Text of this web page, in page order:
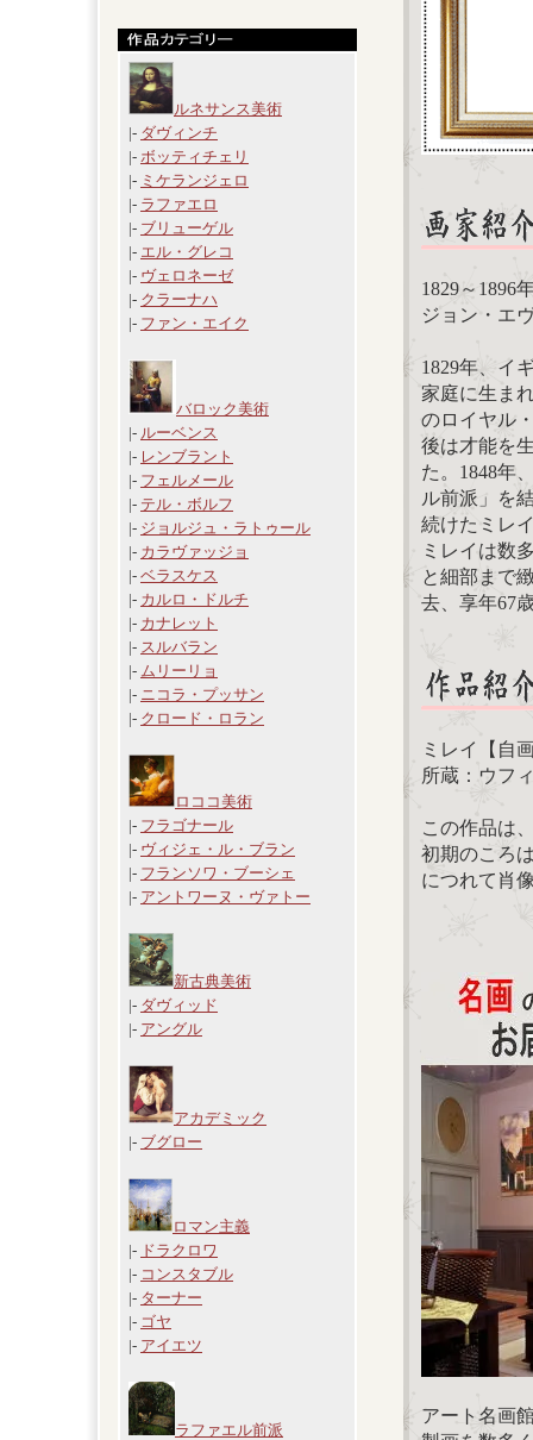
ルネサンス美術
|- ダヴィンチ
|- ボッティチェリ
|- ミケランジェロ
|- ラファエロ
|- ブリューゲル
|- エル・グレコ
|- ヴェロネーゼ
|- クラーナハ
|- ファン・エイク
バロック美術
|- ルーベンス
|- レンブラント
|- フェルメール
|- テル・ボルフ
|- ジョルジュ・ラトゥール
|- カラヴァッジョ
|- ベラスケス
|- カルロ・ドルチ
|- カナレット
|- スルバラン
|- ムリーリョ
|- ニコラ・プッサン
|- クロード・ロラン
ロココ美術
|- フラゴナール
|- ヴィジェ・ル・ブラン
|- フランソワ・ブーシェ
|- アントワーヌ・ヴァトー
新古典美術
|- ダヴィッド
|- アングル
アカデミック
|- ブグロー
ロマン主義
|- ドラクロワ
|- コンスタブル
|- ターナー
|- ゴヤ
|- アイエツ
ラファエル前派
1829～1896
ジョン・エ
1829年、イ
家庭に生ま
のロイヤル
後は才能を
た。1848年
ル前派」を
続けたミレ
ミレイは数
と細部まで
去、享年67
ミレイ【自
所蔵：ウフ
この作品は
初期のころ
につれて肖
アート名画